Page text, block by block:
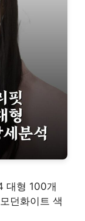
대형 100개
던화이트 색